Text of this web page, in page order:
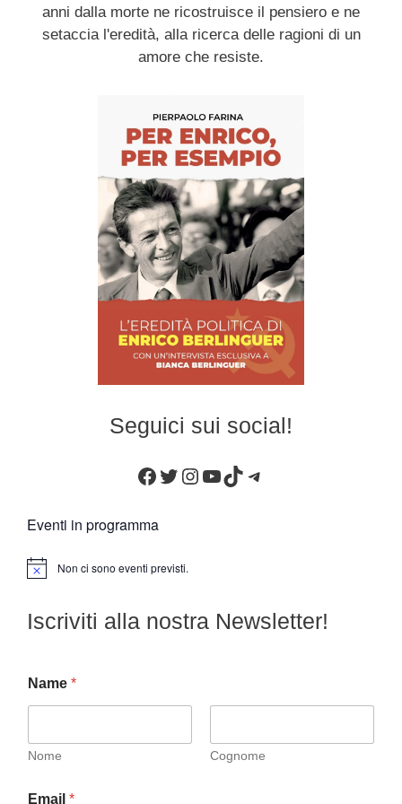
anni dalla morte ne ricostruisce il pensiero e ne
setaccia l'eredità, alla ricerca delle ragioni di un
amore che resiste.
Seguici sui social!
Facebook
Twitter
Instagram
YouTube
TikTokTelegram
Eventi in programma
N
c
Non ci sono eventi previsti.
Iscriviti alla nostra Newsletter!
Name *
Nome Cognome
Email *